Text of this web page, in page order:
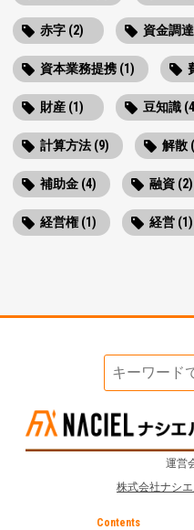
赤字 (2) 資金調
資本業務提携 (1)
財産 (1) 豆知識
計算方法 (9) 解散
補助金 (4) 融資 (2)
経営権 (1) 経営 (1)
運営
株式会社ナシ
Contents